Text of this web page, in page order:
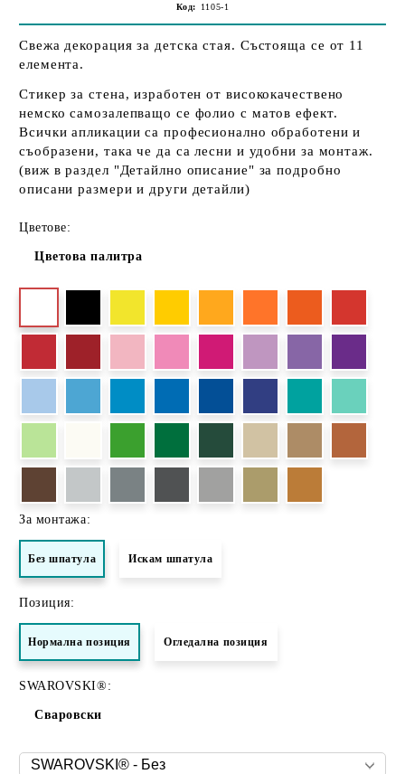
Код: 1105-1
Свежа декорация за детска стая. Състояща се от 11
елемента.
Стикер за стена, изработен от висококачествено
немско самозалепващо се фолио с матов ефект.
Всички апликации са професионално обработени и
съобразени, така че да са лесни и удобни за монтаж.
(виж в раздел "Детайлно описание" за подробно
описани размери и други детайли)
Цветове:
Цветова палитра
За монтажа:
Без шпатула Искам шпатула
Позиция:
Нормалнa позиция Огледална позиция
SWAROVSKI®:
Сваровски